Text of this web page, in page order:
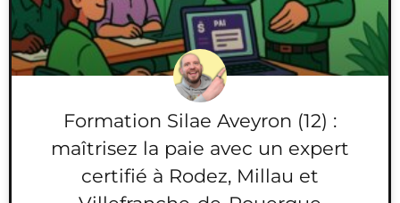
Formation Silae Aveyron (12) :
maîtrisez la paie avec un expert
certifié à Rodez, Millau et